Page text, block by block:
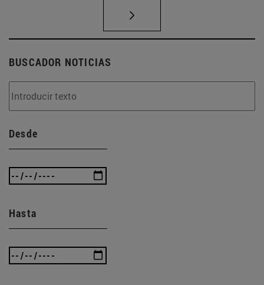
BUSCADOR NOTICIAS
Desde
Hasta